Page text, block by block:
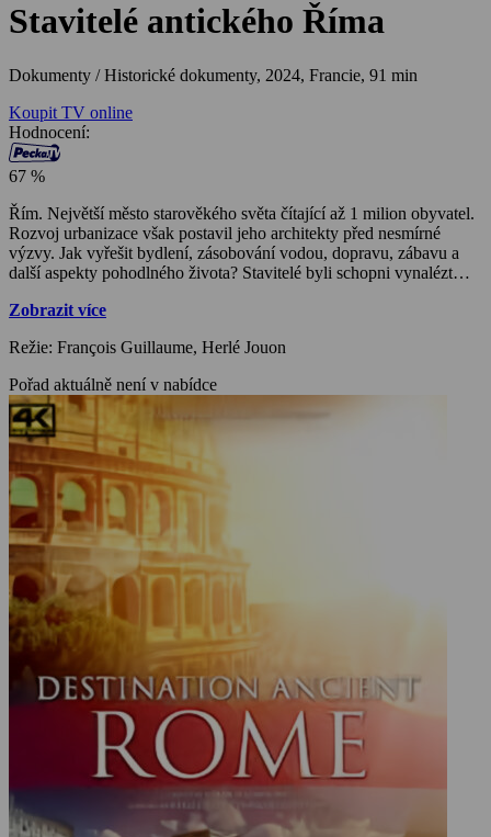
Stavitelé antického Říma
Dokumenty / Historické dokumenty, 2024, Francie, 91 min
Koupit TV online
Hodnocení:
67 %
Řím. Největší město starověkého světa čítající až 1 milion obyvatel.
Rozvoj urbanizace však postavil jeho architekty před nesmírné
výzvy. Jak vyřešit bydlení, zásobování vodou, dopravu, zábavu a
další aspekty pohodlného života? Stavitelé byli schopni vynalézt
neviděl! Archeologové z celého světa dnes provádějí výzkum
nejpřesnější restaurátorské práce a obnovit město v celé jeho kráse
Zobrazit více
Režie: François Guillaume, Herlé Jouon
Pořad aktuálně není v nabídce